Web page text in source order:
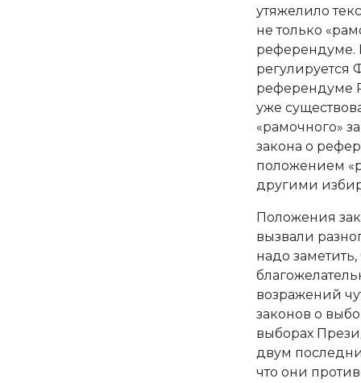
утяжелило
не только
референдуме.
референдуме
уже
«рамочного»
закона о
положением
другими
Положения
вызвали
надо
возражений
законов о
выборах
двум
что они